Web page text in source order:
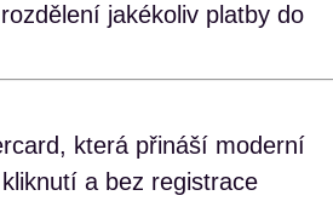
jakékoliv platby do
která přináší moderní
a bez registrace